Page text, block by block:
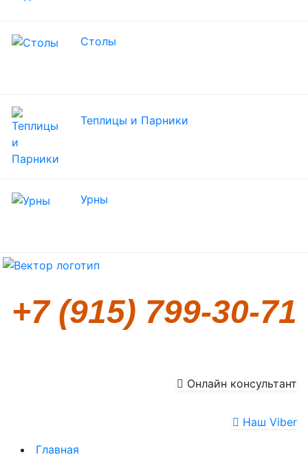
Столы
Теплицы и Парники
Урны
+7 (915) 799-30-71
Онлайн консультант
Наш Viber
Главная